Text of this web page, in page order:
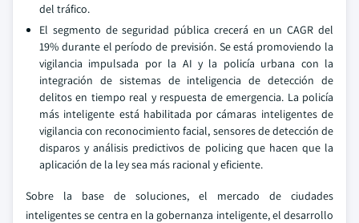
del tráfico.
El segmento de seguridad pública crecerá en un CAGR del
19% durante el período de previsión. Se está promoviendo la
vigilancia impulsada por la AI y la policía urbana con la
integración de sistemas de inteligencia de detección de
delitos en tiempo real y respuesta de emergencia. La policía
más inteligente está habilitada por cámaras inteligentes de
vigilancia con reconocimiento facial, sensores de detección de
disparos y análisis predictivos de policing que hacen que la
aplicación de la ley sea más racional y eficiente.
Sobre la base de soluciones, el mercado de ciudades
inteligentes se centra en la gobernanza inteligente, el desarrollo